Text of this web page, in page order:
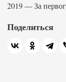
2019 — За
Поделиться